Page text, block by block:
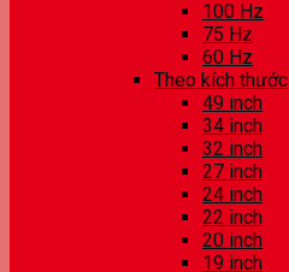
100 Hz
75 Hz
60 Hz
Theo kích thước
49 inch
34 inch
32 inch
27 inch
24 inch
22 inch
20 inch
19 inch